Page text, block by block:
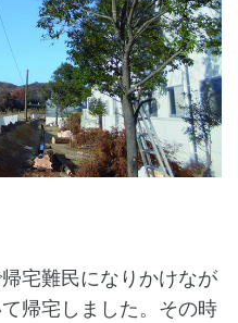
宅難民になりかけなが
帰宅しました。その時